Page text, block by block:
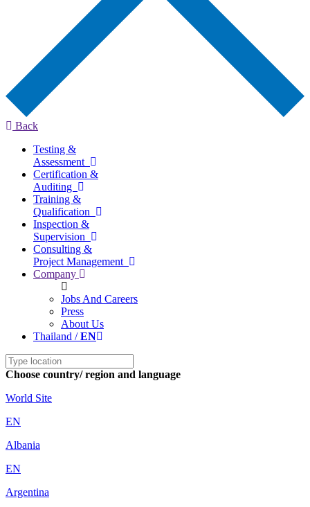
Back
Testing &
Assessment
Certification &
Auditing
Training &
Qualification
Inspection &
Supervision
Consulting &
Project Management
Company
Jobs And Careers
Press
About Us
Thailand /EN
Choose country/ region and language
World Site
EN
Albania
EN
Argentina